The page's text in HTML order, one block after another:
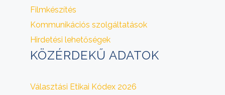
Filmkészítés
Kommunikációs szolgáltatások
Hirdetési lehetőségek
KÖZÉRDEKŰ ADATOK
Választási Etikai Kódex 2026